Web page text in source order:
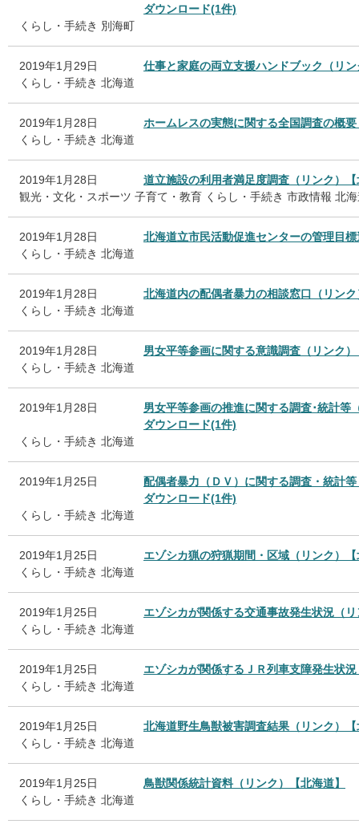
ダウンロード(1件)
くらし・手続き 別海町
2019年1月29日
仕事と家庭の両立支援ハンドブック（リ
くらし・手続き 北海道
2019年1月28日
ホームレスの実態に関する全国調査の概
くらし・手続き 北海道
2019年1月28日
道立施設の利用者満足度調査（リンク）
観光・文化・スポーツ 子育て・教育 くらし・手続き 市政情報 北
2019年1月28日
北海道立市民活動促進センターの管理目
くらし・手続き 北海道
2019年1月28日
北海道内の配偶者暴力の相談窓口（リン
くらし・手続き 北海道
2019年1月28日
男女平等参画に関する意識調査（リンク
くらし・手続き 北海道
2019年1月28日
男女平等参画の推進に関する調査･統計等
ダウンロード(1件)
くらし・手続き 北海道
2019年1月25日
配偶者暴力（ＤＶ）に関する調査・統計
ダウンロード(1件)
くらし・手続き 北海道
2019年1月25日
エゾシカ猟の狩猟期間・区域（リンク）
くらし・手続き 北海道
2019年1月25日
エゾシカが関係する交通事故発生状況（
くらし・手続き 北海道
2019年1月25日
エゾシカが関係するＪＲ列車支障発生状
くらし・手続き 北海道
2019年1月25日
北海道野生鳥獣被害調査結果（リンク）
くらし・手続き 北海道
2019年1月25日
鳥獣関係統計資料（リンク）【北海道】
くらし・手続き 北海道